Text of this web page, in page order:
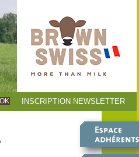
INSCRIPTION NEWSLETTER